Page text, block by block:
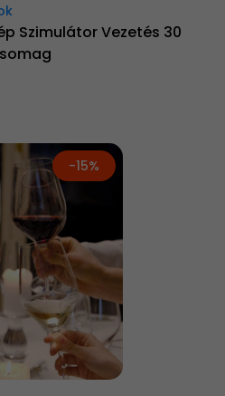
Szimulátor Vezetés 30
-15%